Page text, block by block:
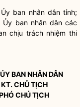
Ủy ban nhân dântỉnh;
Ủy ban nhân dâncác
chịu trách nhiệm thi
BANNHÂN DÂN
KT. CHỦ TỊCH
CHỦ TỊCH